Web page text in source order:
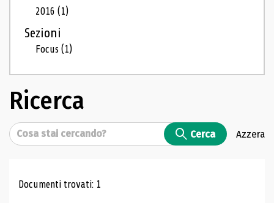
2016(1)
Sezioni
Focus(1)
Ricerca
Cerca Cerca Azzera
Risultati di ricerca
Documenti trovati: 1